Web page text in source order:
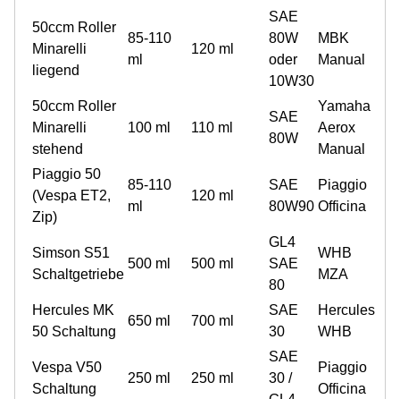
50ccm Roller
Minarelli
liegend
85-110
ml
120 ml
SAE
80W
oder
10W30
MBK
Manual
50ccm Roller
Minarelli
stehend
100 ml 110 ml
SAE
80W
Yamaha
Aerox
Manual
Piaggio 50
(Vespa ET2,
Zip)
85-110
ml
120 ml
SAE
80W90
Piaggio
Officina
Simson S51
Schaltgetriebe
500 ml 500 ml
GL4
SAE
80
WHB
MZA
Hercules MK
50 Schaltung
650 ml 700 ml
SAE
30
Hercules
WHB
Vespa V50
Schaltung
250 ml 250 ml
SAE
30 /
Piaggio
Officina